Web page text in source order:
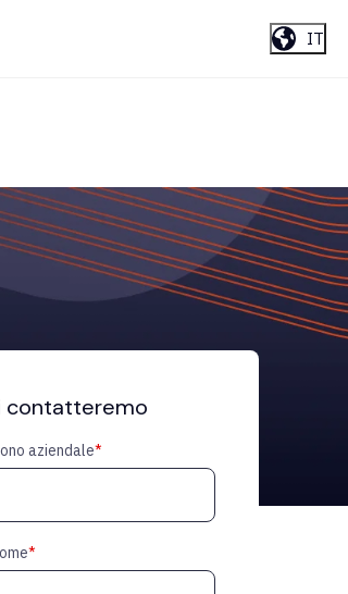
IT
contatteremo
aziendale*
*